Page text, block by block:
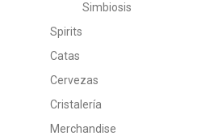
Simbiosis
Spirits
Catas
Cervezas
Cristalería
Merchandise